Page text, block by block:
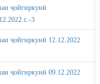
ҷойгиркунӣ
c.-3
ҷойгиркунӣ 12.12.2022
ҷойгиркунӣ 09.12.2022